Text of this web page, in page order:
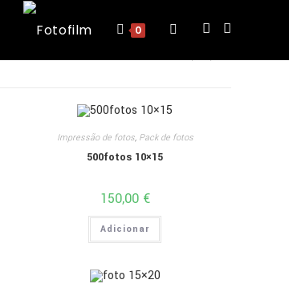
0 Toggle
VIEW: 12 24 ALL
Impressão de fotos, Pack de fotos
500fotos 10×15
150,00 €
Adicionar